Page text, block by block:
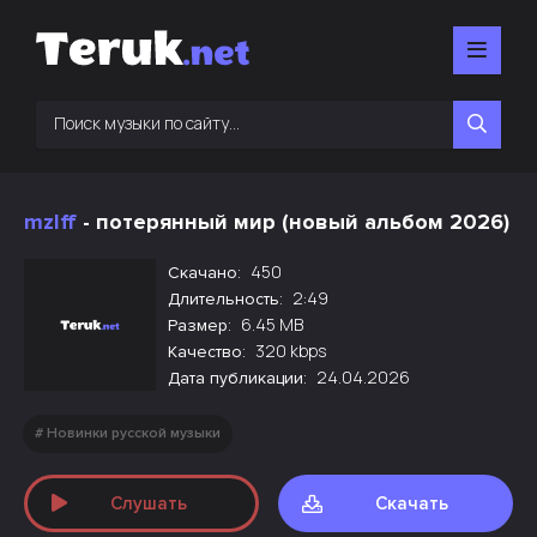
mzlff - потерянный мир (новый альбом 2026)
Скачано: 450
Длительность: 2:49
Размер: 6.45 MB
Качество: 320 kbps
Дата публикации: 24.04.2026
Новинки русской музыки
Слушать Скачать